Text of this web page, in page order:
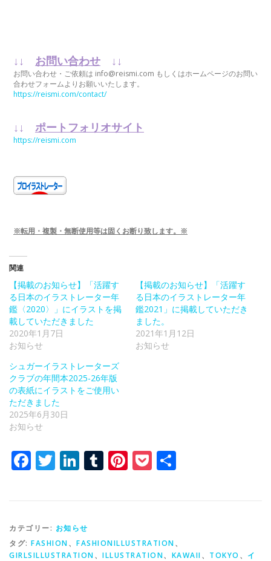
↓↓ お問い合わせ ↓↓
お問い合わせ・ご依頼は info@reismi.com もしくはホームページのお問い
合わせフォームよりお願いいたします。
https://reismi.com/contact/
↓↓ ポートフォリオサイト
https://reismi.com
※転用・複製・無断使用等は固くお断り致します。※
関連
【掲載のお知らせ】「活躍す
る日本のイラストレーター年
鑑〈2020〉」にイラストを掲
載していただきました
2020年1月7日
お知らせ
【掲載のお知らせ】「活躍す
る日本のイラストレーター年
鑑2021」に掲載していただき
ました。
2021年1月12日
お知らせ
シュガーイラストレーターズ
クラブの年間本2025-26年版
の表紙にイラストをご使用い
ただきました
2025年6月30日
お知らせ
Facebook
Twitter
LinkedIn
Tumblr
Pinterest
Pocket
カテゴリー: お知らせ
タグ: FASHION、 FASHIONILLUSTRATION、
GIRLSILLUSTRATION、 ILLUSTRATION、 KAWAII、 TOKYO 、 イ